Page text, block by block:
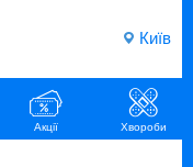
Київ
Акції Хвороби